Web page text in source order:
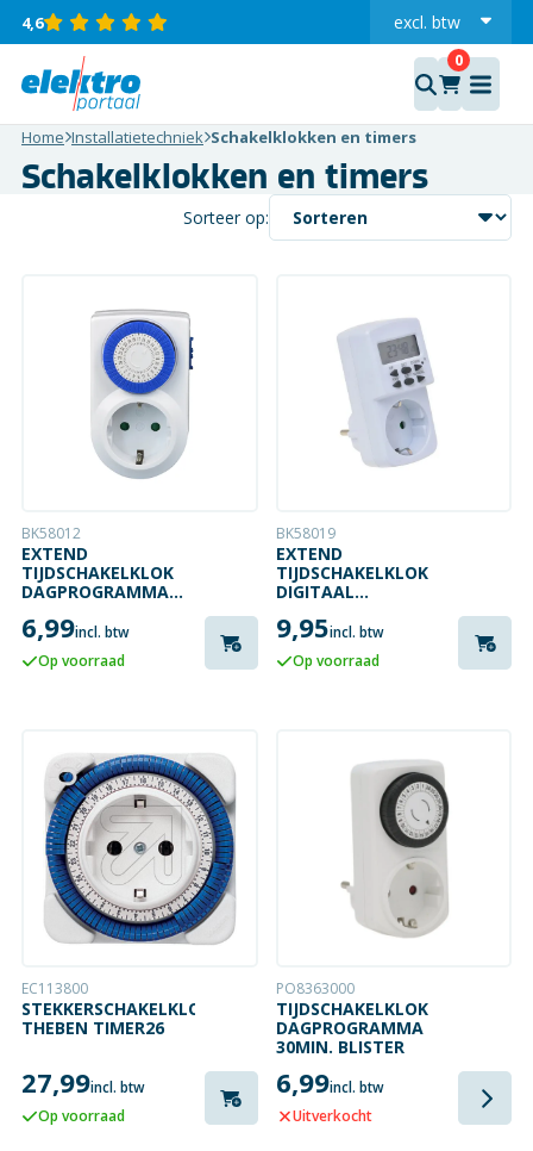
4,6 excl. btw
incl.
Home Installatietechniek Schakelklokken en timers
Schakelklokken en timers
Sorteer op:
BK58012
EXTEND
TIJDSCHAKELKLOK
DAGPROGRAMMA
RUITERS
6,99incl. btw
Op voorraad
BK58019
EXTEND
TIJDSCHAKELKLOK
DIGITAAL
9,95incl. btw
Op voorraad
EC113800
STEKKERSCHAKELKLOK
THEBEN TIMER26
27,99incl. btw
Op voorraad
PO8363000
TIJDSCHAKELKLOK
DAGPROGRAMMA
30MIN. BLISTER
6,99incl. btw
Uitverkocht